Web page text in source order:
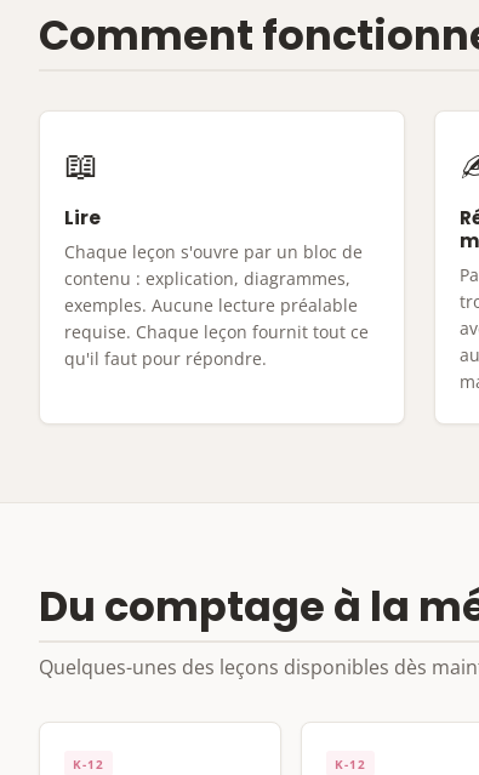
Comment
📖
Lire
Chaque leçon s'ouvre par un bloc de
contenu : explication, diagrammes,
exemples. Aucune lecture préalable
requise. Chaque leçon fournit tout ce
qu'il faut pour répondre.
Du comptage à la
Quelques-unes des leçons disponibles dès
K-12 K-12